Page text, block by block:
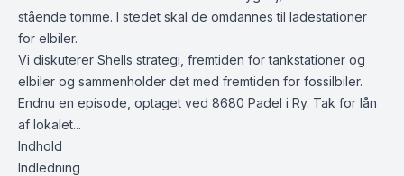
stående tomme. I stedet skal de omdannes til ladestationer
for elbiler.
Vi diskuterer Shells strategi, fremtiden for tankstationer og
elbiler og sammenholder det med fremtiden for fossilbiler.
Endnu en episode, optaget ved 8680 Padel i Ry. Tak for lån
af lokalet...
Indhold
Indledning